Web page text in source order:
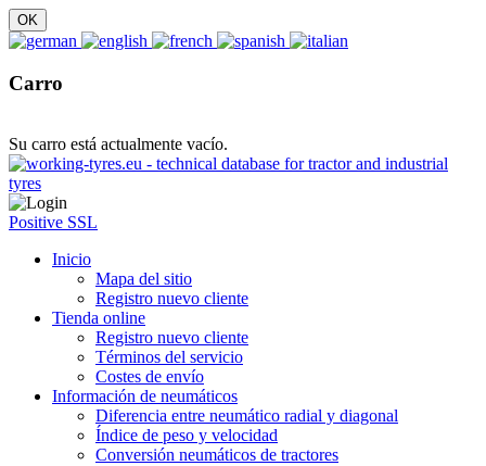
Carro
Su carro está actualmente vacío.
Positive SSL
Inicio
Mapa del sitio
Registro nuevo cliente
Tienda online
Registro nuevo cliente
Términos del servicio
Costes de envío
Información de neumáticos
Diferencia entre neumático radial y diagonal
Índice de peso y velocidad
Conversión neumáticos de tractores